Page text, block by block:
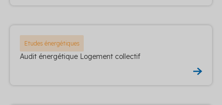
Etudes énergétiques
Audit énergétique Logement collectif